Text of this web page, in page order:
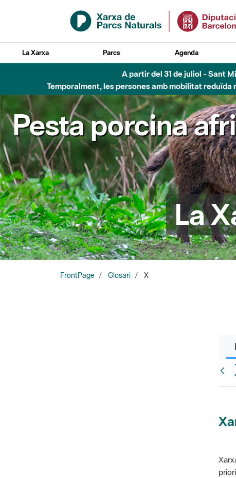
Salta al contingut principal
La Xarxa Parcs Agenda
A partir del 31 de juliol - Sant
Temporalment, les persones amb mobilitat
Pesta porcina
La
FrontPage Glosari X